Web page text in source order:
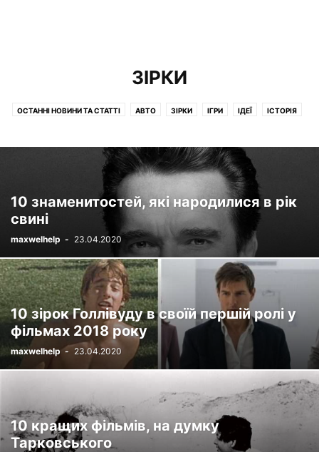
ЗІРКИ
ОСТАННІ НОВИНИ ТА СТАТТІ АВТО ЗІРКИ ІГРИ ІДЕЇ ІСТОРІЯ
МІСТА ТА КРАЇНИ МУЛЬТФІЛЬМИ ОЗБРОННЯ ОСВІТА ПРИРОДА
РІЗНЕ СЕРІАЛИ СПОРТСМЕНИ СУСПІЛЬСТВО
ТОВАРИ ФІНАНСИ
10 знаменитостей, які народилися в рік
свині
maxwelhelp - 23.04.2020
10 зірок Голлівуду в своїй першій ролі у
фільмах 2018 року
maxwelhelp - 23.04.2020
10 кращих фільмів, на думку
Тарковського